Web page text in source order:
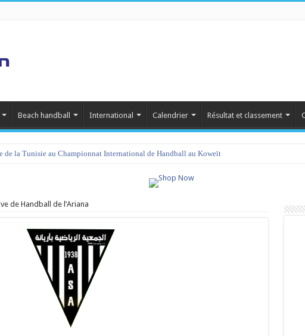
Beach handball International Calendrier Résultat et classement
de la Tunisie au Championnat International de Handball au Koweït
de Handball de l’Ariana